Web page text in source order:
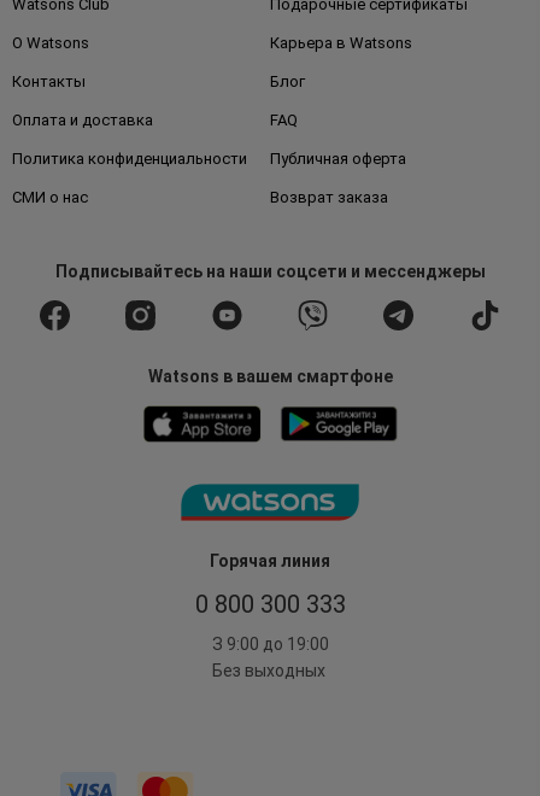
Горячая линия
0 800 300 333
З 9:00 до 19:00
Без выходных
Watsons Club Подарочные сертификаты
О Watsons Карьера в Watsons
Контакты Блог
Оплата и доставка FAQ
Политика конфиденциальности Публичная оферта
СМИ о нас Возврат заказа
Подписывайтесьна наши соцсети и мессенджеры
Watsons в вашем смартфоне